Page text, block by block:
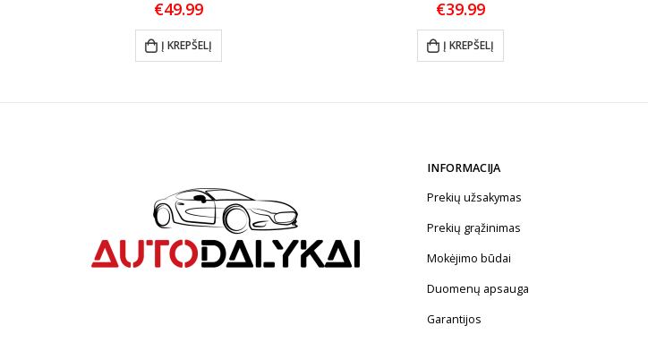
€49.99
Į KREPŠELĮ
€39.99
Į KREPŠELĮ
INFORMACIJA
Prekių užsakymas
Prekių grąžinimas
Mokėjimo būdai
Duomenų apsauga
Garantijos